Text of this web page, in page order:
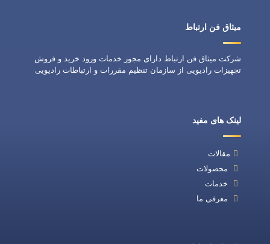
میثاق فن ارتباط
شرکت میثاق فن ارتباط دارای مجوز خدمات ورود خرید و فروش
تجهیزات رادیویی از سازمان تنظیم مقررات و ارتباطات رادیویی
لینک های مفید
مقالات
محصولات
خدمات
معرفی ما